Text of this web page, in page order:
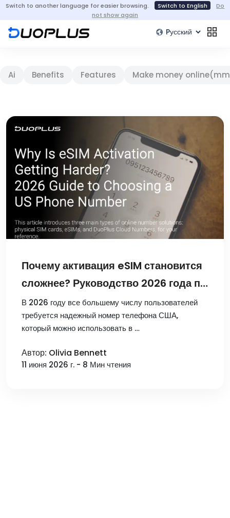
Switch to another language for easier browsing. Switch to English
Do
not show again
Ai Benefits Features Make money
Почему активация eSIM становится
сложнее? Руководство 2026 года по
выбору номера телефона США
В 2026 году все большему числу пользователей
требуется надежный номер телефона США,
который можно использовать в …
Автор: Olivia Bennett
11 июня 2026 г. - 8 Мин чтения